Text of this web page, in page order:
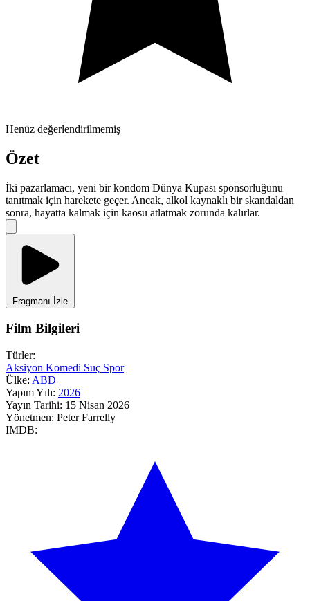
Henüz değerlendirilmemiş
Özet
İki pazarlamacı, yeni bir kondom Dünya Kupası sponsorluğunu
tanıtmak için harekete geçer. Ancak, alkol kaynaklı bir skandaldan
sonra, hayatta kalmak için kaosu atlatmak zorunda kalırlar.
Fragmanı İzle
Film Bilgileri
Türler:
Aksiyon Komedi Suç Spor
Ülke: ABD
Yapım Yılı: 2026
Yayın Tarihi: 15 Nisan 2026
Yönetmen: Peter Farrelly
IMDB: